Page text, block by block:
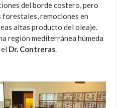
del borde costero, pero
remociones en
altas producto del oleaje.
región mediterránea húmeda
Dr. Contreras.